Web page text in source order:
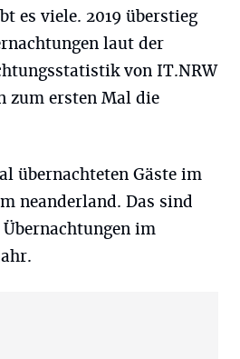
es viele. 2019 überstieg
laut der
von IT.NRW
zum ersten Mal die
übernachteten Gäste im
neanderland. Das sind
im